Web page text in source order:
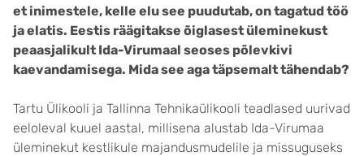
et inimestele, kelle elu see puudutab, on tagatud töö
ja elatis. Eestis räägitakse õiglasest üleminekust
peaasjalikult Ida-Virumaal seoses põlevkivi
kaevandamisega. Mida see aga täpsemalt tähendab?
Tartu Ülikooli ja Tallinna Tehnikaülikooli teadlased uurivad
eeloleval kuuel aastal, millisena alustab Ida-Virumaa
üleminekut kestlikule majandusmudelile ja missuguseks